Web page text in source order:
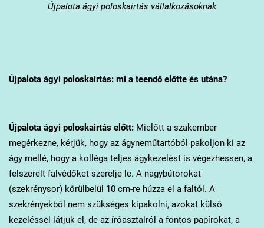
Újpalota ágyi poloskairtás vállalkozásoknak
Újpalotaágyi poloskairtás: mi a teendő előtte és utána?
Újpalotaágyi poloskairtás előtt:Mielőtt a szakember
megérkezne, kérjük, hogy az ágyneműtartóból pakoljon ki az
ágy mellé, hogy a kolléga teljes ágykezelést is végezhessen, a
felszerelt falvédőket szerelje le. A nagybútorokat
(szekrénysor) körülbelül 10 cm-re húzza el a faltól. A
szekrényekből nem szükséges kipakolni, azokat külső
kezeléssel látjuk el, de az íróasztalról a fontos papírokat, a